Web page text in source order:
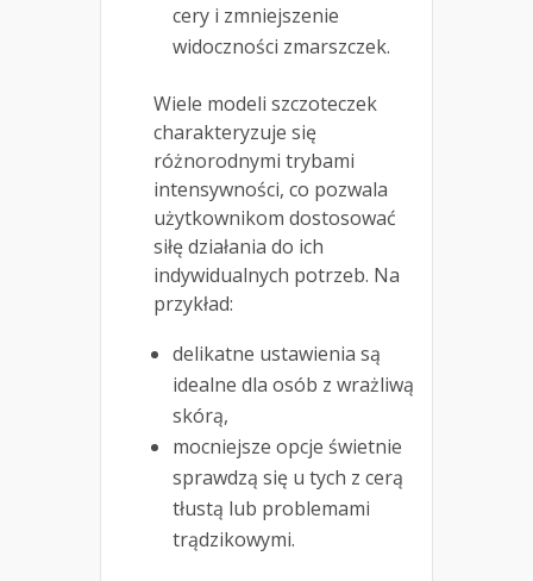
cery i zmniejszenie
widoczności zmarszczek.
Wiele modeli szczoteczek
charakteryzuje się
różnorodnymi trybami
intensywności, co pozwala
użytkownikom dostosować
siłę działania do ich
indywidualnych potrzeb. Na
przykład:
delikatne ustawienia są
idealne dla osób z wrażliwą
skórą,
mocniejsze opcje świetnie
sprawdzą się u tych z cerą
tłustą lub problemami
trądzikowymi.